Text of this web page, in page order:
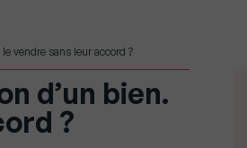
vendre sans leur accord ?
d’un bien.
?